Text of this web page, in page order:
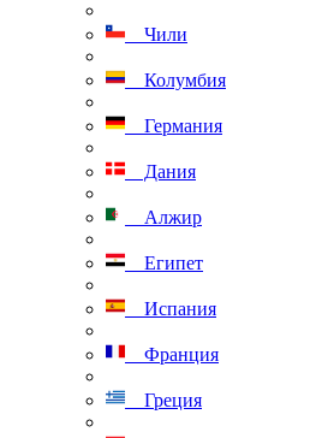
Чили
Колумбия
Германия
Дания
Алжир
Египет
Испания
Франция
Греция